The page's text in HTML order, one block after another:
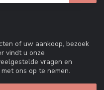
of uw aankoop, bezoek
vindt u onze
vragen en
ons op te nemen.